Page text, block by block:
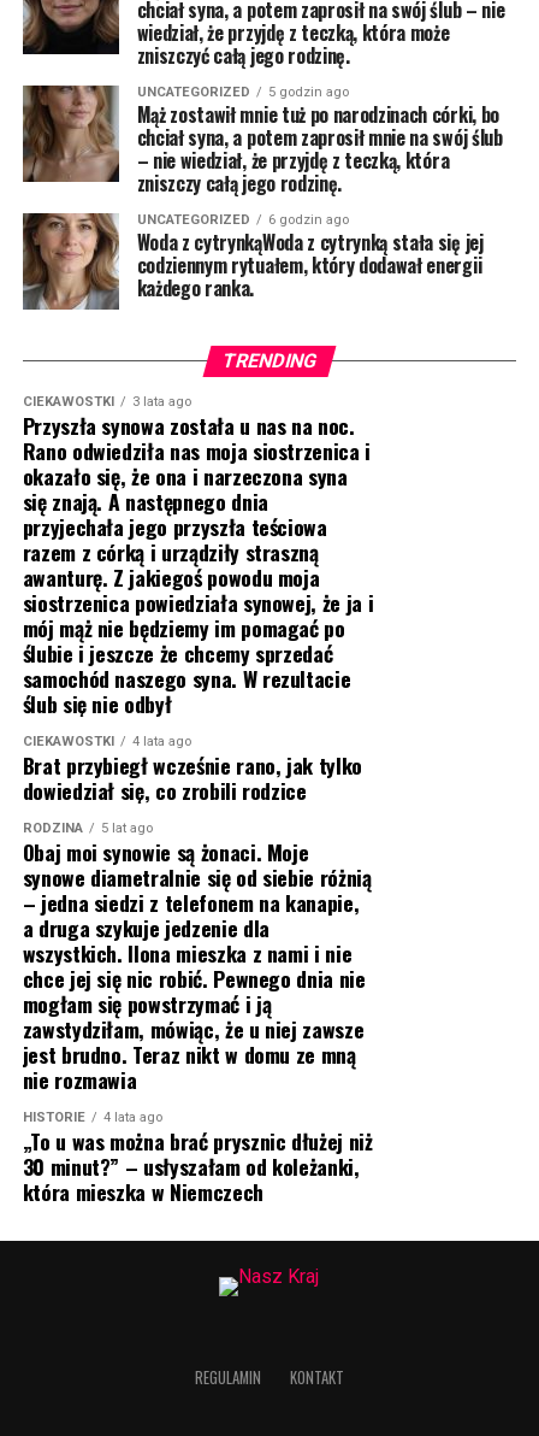
chciał syna, a potem zaprosił na swój ślub – nie
wiedział, że przyjdę z teczką, która może
zniszczyć całą jego rodzinę.
UNCATEGORIZED 5 godzin ago
Mąż zostawił mnie tuż po narodzinach córki, bo
chciał syna, a potem zaprosił mnie na swój ślub
– nie wiedział, że przyjdę z teczką, która
zniszczy całą jego rodzinę.
UNCATEGORIZED 6 godzin ago
Woda z cytrynkąWoda z cytrynką stała się jej
codziennym rytuałem, który dodawał energii
każdego ranka.
TRENDING
CIEKAWOSTKI 3 lata ago
Przyszła synowa została u nas na noc.
Rano odwiedziła nas moja siostrzenica i
okazało się, że ona i narzeczona syna
się znają. A następnego dnia
przyjechała jego przyszła teściowa
razem z córką i urządziły straszną
awanturę. Z jakiegoś powodu moja
siostrzenica powiedziała synowej, że ja i
mój mąż nie będziemy im pomagać po
ślubie i jeszcze że chcemy sprzedać
samochód naszego syna. W rezultacie
ślub się nie odbył
CIEKAWOSTKI 4 lata ago
Brat przybiegł wcześnie rano, jak tylko
dowiedział się, co zrobili rodzice
RODZINA 5 lat ago
Obaj moi synowie są żonaci. Moje
synowe diametralnie się od siebie różnią
– jedna siedzi z telefonem na kanapie,
a druga szykuje jedzenie dla
wszystkich. Ilona mieszka z nami i nie
chce jej się nic robić. Pewnego dnia nie
mogłam się powstrzymać i ją
zawstydziłam, mówiąc, że u niej zawsze
jest brudno. Teraz nikt w domu ze mną
nie rozmawia
HISTORIE 4 lata ago
„To u was można brać prysznic dłużej niż
30 minut?” – usłyszałam od koleżanki,
która mieszka w Niemczech
REGULAMIN KONTAKT